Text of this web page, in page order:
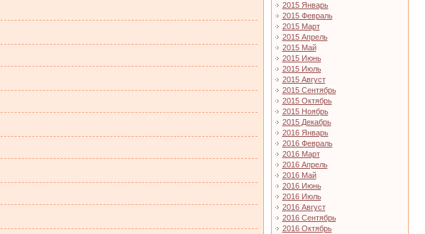
2015 Январь
2015 Февраль
2015 Март
2015 Апрель
2015 Май
2015 Июнь
2015 Июль
2015 Август
2015 Сентябрь
2015 Октябрь
2015 Ноябрь
2015 Декабрь
2016 Январь
2016 Февраль
2016 Март
2016 Апрель
2016 Май
2016 Июнь
2016 Июль
2016 Август
2016 Сентябрь
2016 Октябрь